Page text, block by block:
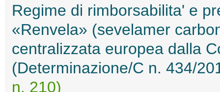
Regime di rimborsabilita' e
«Renvela» (sevelamer
centralizzata europea dalla
(Determinazione/C n. 434/
n. 210)